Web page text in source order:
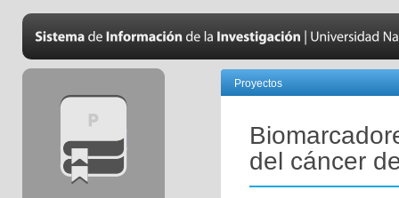
Proyectos
del cáncer